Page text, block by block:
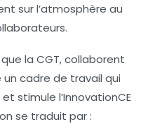
sur l’atmosphère au
la CGT, collaborent
cadre de travail qui
stimule l’InnovationCE
se traduit par :